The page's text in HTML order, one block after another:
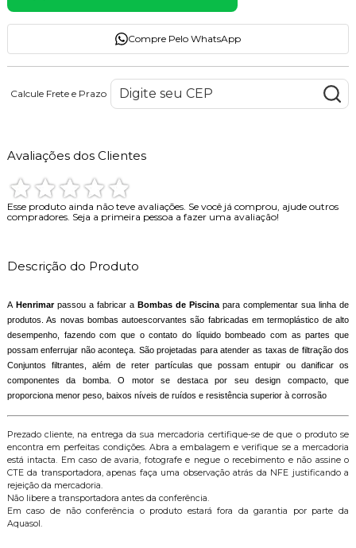
Compre Pelo WhatsApp
Calcule Frete e Prazo
Avaliações dos Clientes
Esse produto ainda não teve avaliações. Se você já comprou, ajude outros
compradores. Seja a primeira pessoa a fazer uma avaliação!
Descrição do Produto
A Henrimarpassou a fabricar a Bombas de Piscina para complementar sua linha de
produtos. As novas bombas autoescorvantes são fabricadas em termoplástico de alto
desempenho, fazendo com que o contato do líquido bombeado com as partes que
possam enferrujar não aconteça. São projetadas para atender as taxas de filtração dos
Conjuntos filtrantes , além de reter partículas que possam entupir ou danificar os
componentes da bomba. O motor se destaca por seu design compacto, que
proporciona menor peso, baixos níveis de ruídos e resistência superior à corrosão
Prezado cliente, na entrega da sua mercadoria certifique-se de que o produto se
encontra em perfeitas condições. Abra a embalagem e verifique se a mercadoria
está intacta. Em caso de avaria, fotografe e negue o recebimento e não assine o
CTE da transportadora, apenas faça uma observação atrás da NFE justificando a
rejeição da mercadoria.
Não libere a transportadora antes da conferência.
Em caso de não conferência o produto estará fora da garantia por parte da
Aquasol.